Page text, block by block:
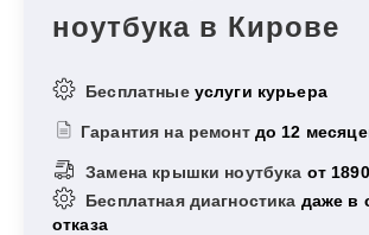
ноутбука в Кирове
Бесплатныеуслуги курьера
Гарантия на ремонт до 12
Замена крышки ноутбука от 1890
Бесплатная диагностика даже в
отказа